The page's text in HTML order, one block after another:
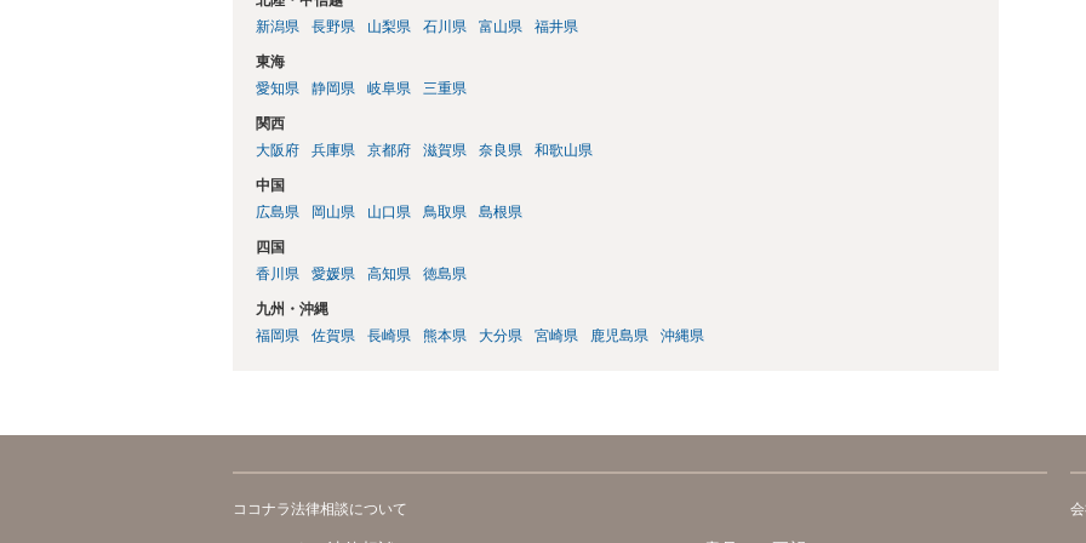
新潟県
長野県 山梨県 石川県 富山県 福井県
東海
愛知県
静岡県 岐阜県 三重県
関西
大阪府
兵庫県 京都府 滋賀県 奈良県 和歌山県
中国
広島県
岡山県 山口県 鳥取県 島根県
四国
香川県
愛媛県 高知県 徳島県
九州・沖縄
福岡県
佐賀県 長崎県 熊本県 大分県 宮崎県 鹿児島県 沖縄県
ココナラ法律相談について